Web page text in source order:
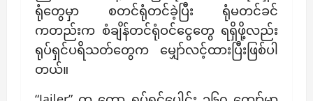
ရုံတွေမှာ စတင်ရုံတင်ခဲ့ပြီး ရုံမတင်ခင်
ကတည်းက စံချိန်တင်ရုံဝင်ငွေတွေ ရရှိဖို့လည်း
ရုပ်ရှင်ပရိသတ်တွေက မျှော်လင့်ထားပြီးဖြစ်ပါ
တယ်။